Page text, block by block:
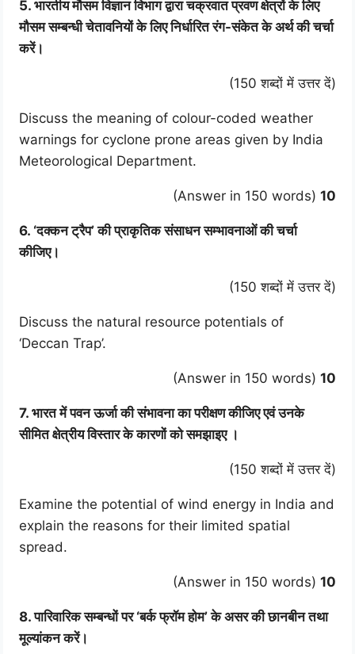
5. भारतीय मौसम विज्ञान विभाग द्वारा चक्रवात प्रवण क्षेत्रों के लिए
मौसम सम्बन्धी चेतावनियों के लिए निर्धारित रंग-संकेत के अर्थ की चर्चा
करें।
(150 शब्दों में उत्तर दें)
Discuss the meaning of colour-coded weather
warnings for cyclone prone areas given by India
Meteorological Department.
(Answer in 150 words) 10
6. ‘दक्कन ट्रैप’ की प्राकृतिक संसाधन सम्भावनाओं की चर्चा
कीजिए।
(150 शब्दों में उत्तर दें)
Discuss the natural resource potentials of
‘Deccan Trap’.
(Answer in 150 words) 10
7. भारत में पवन ऊर्जा की संभावना का परीक्षण कीजिए एवं उनके
सीमित क्षेत्रीय विस्तार के कारणों को समझाइए ।
(150 शब्दों में उत्तर दें)
Examine the potential of wind energy in India and
explain the reasons for their limited spatial
spread.
(Answer in 150 words) 10
8. पारिवारिक सम्बन्धों पर ‘बर्क फ्रॉम होम’ के असर की छानबीन तथा
मूल्यांकन करें।